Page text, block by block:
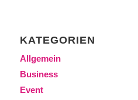
KATEGORIEN
Allgemein
Business
Event